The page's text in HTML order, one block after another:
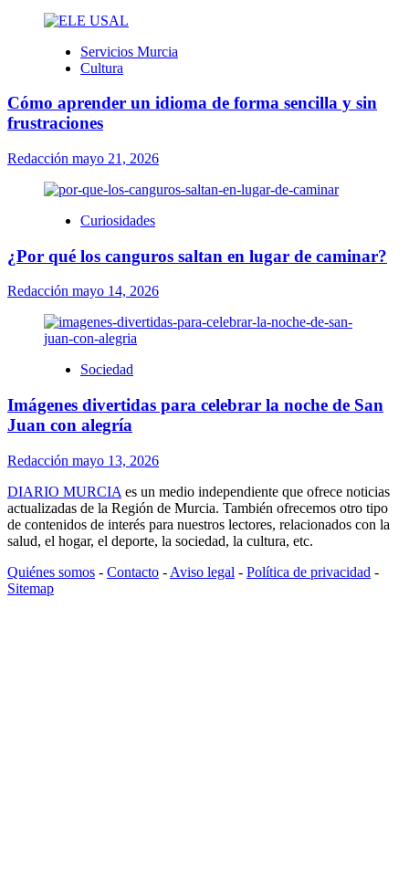
Servicios Murcia
Cultura
Cómo aprender un idioma de forma sencilla y sin
frustraciones
Redacción mayo 21, 2026
Curiosidades
¿Por qué los canguros saltan en lugar de caminar?
Redacción mayo 14, 2026
Sociedad
Imágenes divertidas para celebrar la noche de San
Juan con alegría
Redacción mayo 13, 2026
DIARIO MURCIA es un medio independiente que ofrece noticias
actualizadas de la Región de Murcia. También ofrecemos otro tipo
de contenidos de interés para nuestros lectores, relacionados con la
salud, el hogar, el deporte, la sociedad, la cultura, etc.
Quiénes somos - Contacto - Aviso legal - Política de privacidad -
Sitemap